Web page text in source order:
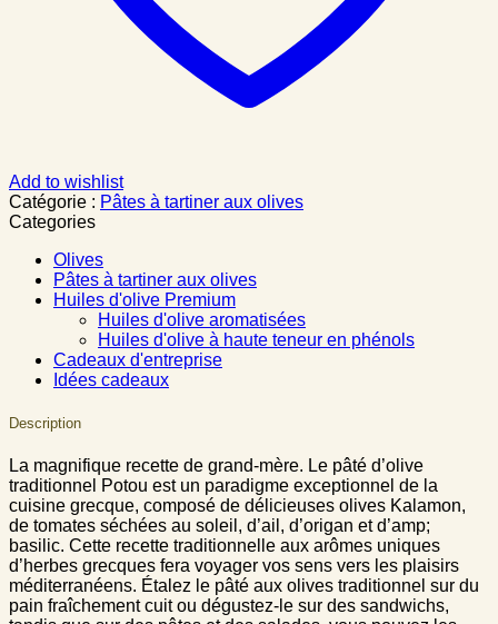
Add to wishlist
Catégorie : Pâtes à tartiner aux olives
Categories
Olives
Pâtes à tartiner aux olives
Huiles d'olive Premium
Huiles d'olive aromatisées
Huiles d'olive à haute teneur en phénols
Cadeaux d'entreprise
Idées cadeaux
Description
La magnifique recette de grand-mère. Le pâté d’olive
traditionnel Potou est un paradigme exceptionnel de la
cuisine grecque, composé de délicieuses olives Kalamon,
de tomates séchées au soleil, d’ail, d’origan et d’amp;
basilic. Cette recette traditionnelle aux arômes uniques
d’herbes grecques fera voyager vos sens vers les plaisirs
méditerranéens. Étalez le pâté aux olives traditionnel sur du
pain fraîchement cuit ou dégustez-le sur des sandwichs,